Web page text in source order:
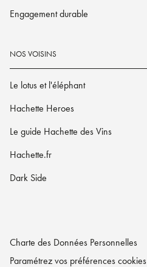
Engagement durable
NOS VOISINS
Le lotus et l'éléphant
Hachette Heroes
Le guide Hachette des Vins
Hachette.fr
Dark Side
Charte des Données Personnelles
Paramétrez vos préférences cookies